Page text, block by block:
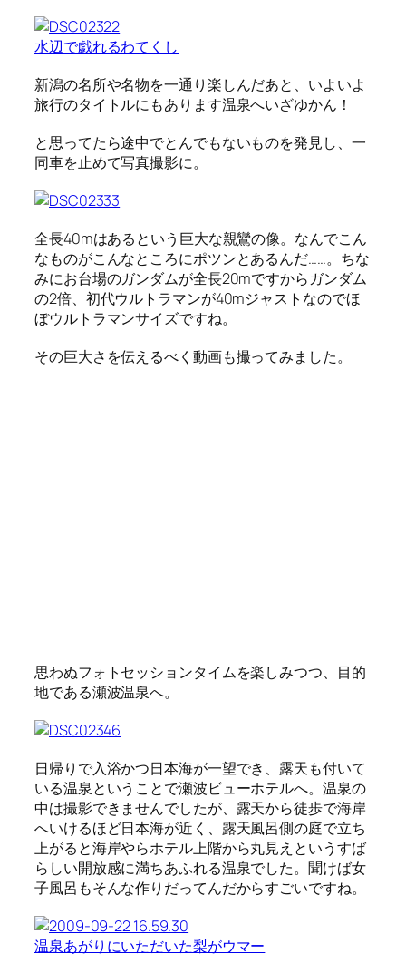
水辺で戯れるわてくし
新潟の名所や名物を一通り楽しんだあと、いよいよ
旅行のタイトルにもあります温泉へいざゆかん！
と思ってたら途中でとんでもないものを発見し、一
同車を止めて写真撮影に。
全長40mはあるという巨大な親鸞の像。なんでこん
なものがこんなところにポツンとあるんだ……。ちな
みにお台場のガンダムが全長20mですからガンダム
の2倍、初代ウルトラマンが40mジャストなのでほ
ぼウルトラマンサイズですね。
その巨大さを伝えるべく動画も撮ってみました。
思わぬフォトセッションタイムを楽しみつつ、目的
地である瀬波温泉へ。
日帰りで入浴かつ日本海が一望でき、露天も付いて
いる温泉ということで瀬波ビューホテルへ。温泉の
中は撮影できませんでしたが、露天から徒歩で海岸
へいけるほど日本海が近く、露天風呂側の庭で立ち
上がると海岸やらホテル上階から丸見えというすば
らしい開放感に満ちあふれる温泉でした。聞けば女
子風呂もそんな作りだってんだからすごいですね。
温泉あがりにいただいた梨がウマー